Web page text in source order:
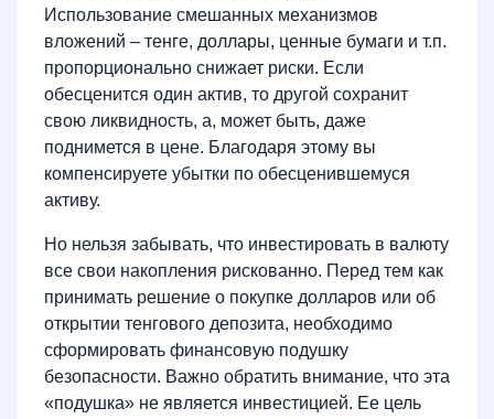
Использование смешанных механизмов
вложений – тенге, доллары, ценные бумаги и т.п.
пропорционально снижает риски. Если
обесценится один актив, то другой сохранит
свою ликвидность, а, может быть, даже
поднимется в цене. Благодаря этому вы
компенсируете убытки по обесценившемуся
активу.
Но нельзя забывать, что инвестировать в валюту
все свои накопления рискованно. Перед тем как
принимать решение о покупке долларов или об
открытии тенгового депозита, необходимо
сформировать финансовую подушку
безопасности. Важно обратить внимание, что эта
«подушка» не является инвестицией. Ее цель